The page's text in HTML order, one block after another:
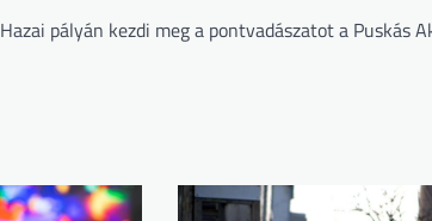
Hazai pályán kezdi meg a pontvadászatot a Puskás